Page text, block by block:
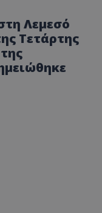
Λεμεσό
Τετάρτης